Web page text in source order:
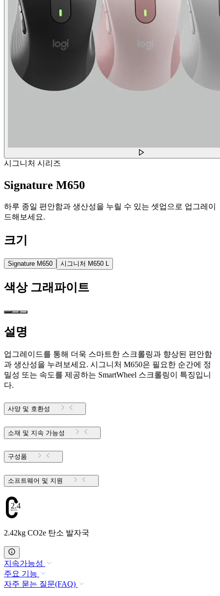
시그니처 시리즈
Signature M650
하루 종일 편안함과 생산성을 누릴 수 있는 셋업으로 업그레이
드해보세요.
크기
Signature M650 시그니처 M650 L
색상 그래파이트
설명
업그레이드를 통해 더욱 스마트한 스크롤링과 향상된 편안함
과 생산성을 누려보세요. 시그니처 M650은 필요한 순간에 정
밀성 또는 속도를 제공하는 SmartWheel 스크롤링이 특징입니
다.
사양 및 호환성
소재 및 지속 가능성
구성품
소프트웨어 및 지원
2.42
2.42kg CO2e 탄소 발자국
지속가능성
주요 기능
자주 묻는 질문(FAQ)